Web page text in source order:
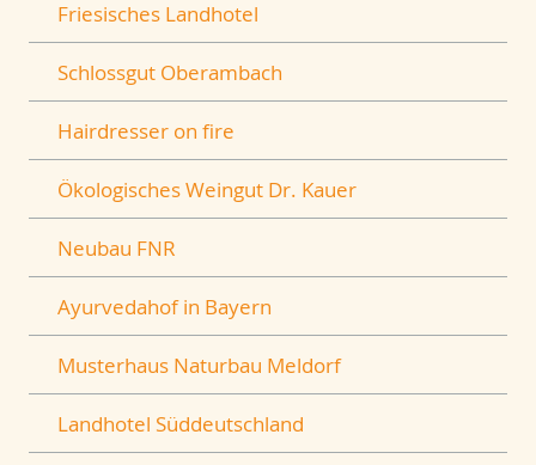
Friesisches Landhotel
Schlossgut Oberambach
Hairdresser on fire
Ökologisches Weingut Dr. Kauer
Neubau FNR
Ayurvedahof in Bayern
Musterhaus Naturbau Meldorf
Landhotel Süddeutschland